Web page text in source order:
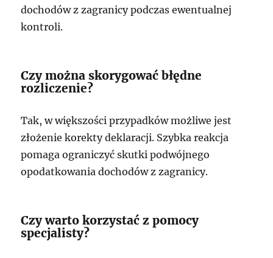
dochodów z zagranicy podczas ewentualnej
kontroli.
Czy można skorygować błędne
rozliczenie?
Tak, w większości przypadków możliwe jest
złożenie korekty deklaracji. Szybka reakcja
pomaga ograniczyć skutki podwójnego
opodatkowania dochodów z zagranicy.
Czy warto korzystać z pomocy
specjalisty?